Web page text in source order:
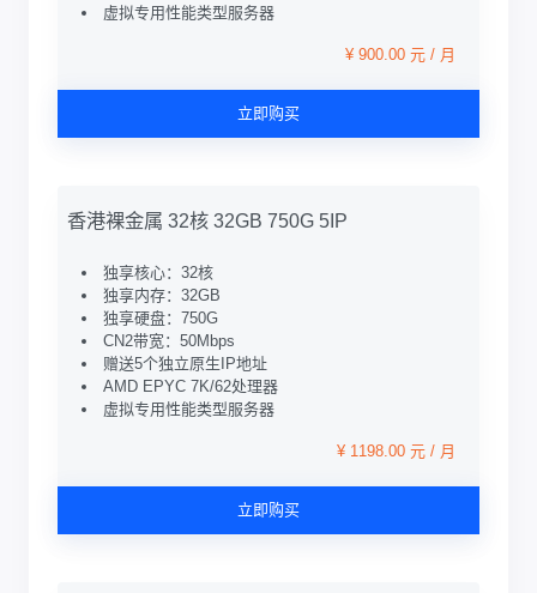
虚拟专用性能类型服务器
¥ 900.00 元 / 月
立即购买
香港裸金属 32核 32GB 750G 5IP
独享核心：32核
独享内存：32GB
独享硬盘：750G
CN2带宽：50Mbps
赠送5个独立原生IP地址
AMD EPYC 7K/62处理器
虚拟专用性能类型服务器
¥ 1198.00 元 / 月
立即购买